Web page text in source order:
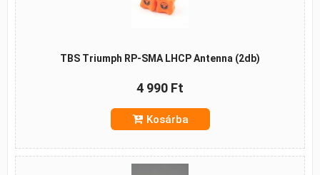
TBS Triumph RP-SMA LHCP Antenna (2db)
4 990 Ft
Kosárba